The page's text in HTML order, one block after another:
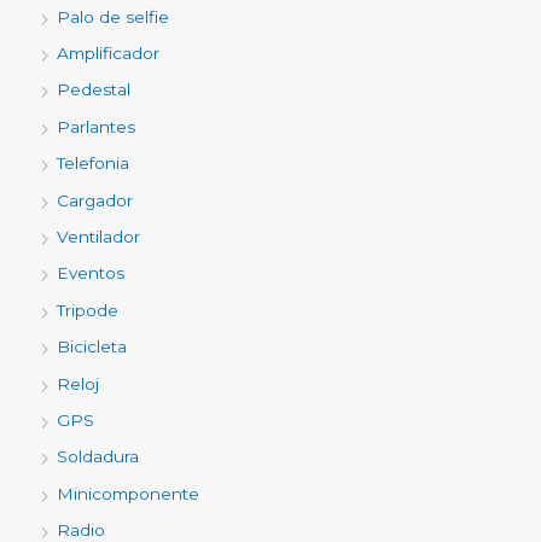
Palo de selfie
Amplificador
Pedestal
Parlantes
Telefonia
Cargador
Ventilador
Eventos
Tripode
Bicicleta
Reloj
GPS
Soldadura
Minicomponente
Radio